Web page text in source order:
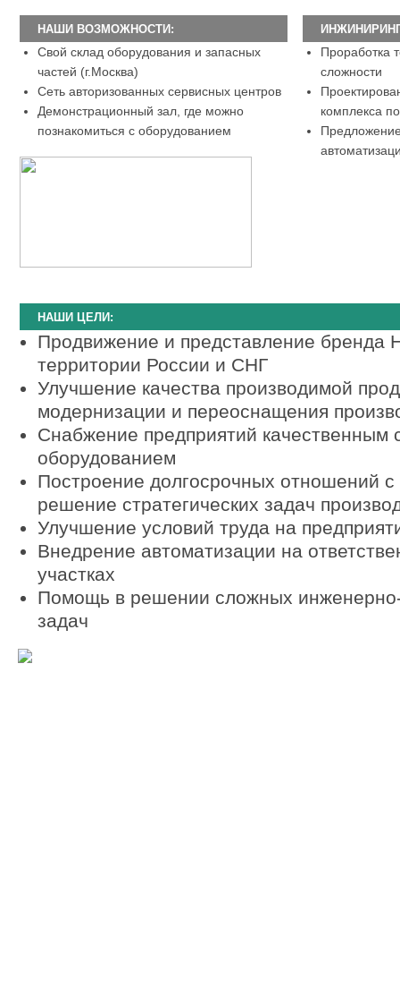
НАШИ ВОЗМОЖНОСТИ:
Свой склад оборудования и запасных
частей (г.Москва)
Сеть авторизованных сервисных центров
Демонстрационный зал, где можно
познакомиться с оборудованием
Проработка
сложности
комплекса
НАШИ ЦЕЛИ:
Продвижение и представление бренда
территории России и СНГ.
Улучшение качества производимой
модернизации и переоснащения
Снабжение предприятий качественным
оборудованием
Построение долгосрочных отношений
решение стратегических задач
Улучшение условий труда на
Внедрение автоматизации на
участках
Помощь в решении сложных инженерно-
задач